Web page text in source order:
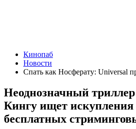
Кинопаб
Новости
Спать как Носферату: Universal
Неоднозначный
Кингу ищет искупления
бесплатных